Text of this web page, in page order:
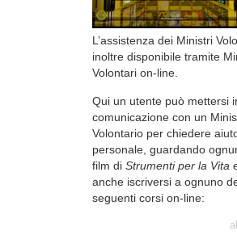
L’assistenza dei Ministri
inoltre disponibile tramite
Volontari on-line.
Qui un utente può mettersi
comunicazione con un
Volontario per chiedere
personale, guardando
film di Strumenti per la Vita
anche iscriversi a ognuno
seguenti corsi on-line: